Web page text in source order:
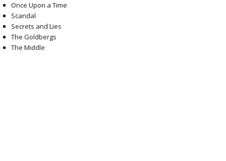
Once Upon a Time
Scandal
Secrets and Lies
The Goldbergs
The Middle